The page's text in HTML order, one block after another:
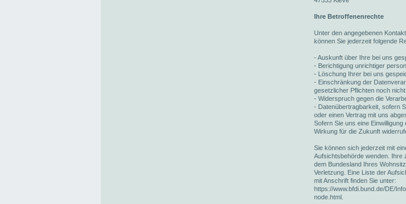
Ihre Betroffenenrechte
Unter den angegebenen
können Sie jederzeit folgende
- Auskunft über Ihre bei uns
- Berichtigung unrichtiger
- Löschung Ihrer bei uns
- Einschränkung der
gesetzlicher Pflichten noch
- Widerspruch gegen die
- Datenübertragbarkeit, sofern
oder einen Vertrag mit uns
Sofern Sie uns eine
Wirkung für die Zukunft
Sie können sich jederzeit mit
Aufsichtsbehörde wenden. Ihre
dem Bundesland Ihres
Verletzung. Eine Liste der
mit Anschrift finden Sie unter:
https://www.bfdi.bund.de/DE/
node.html.